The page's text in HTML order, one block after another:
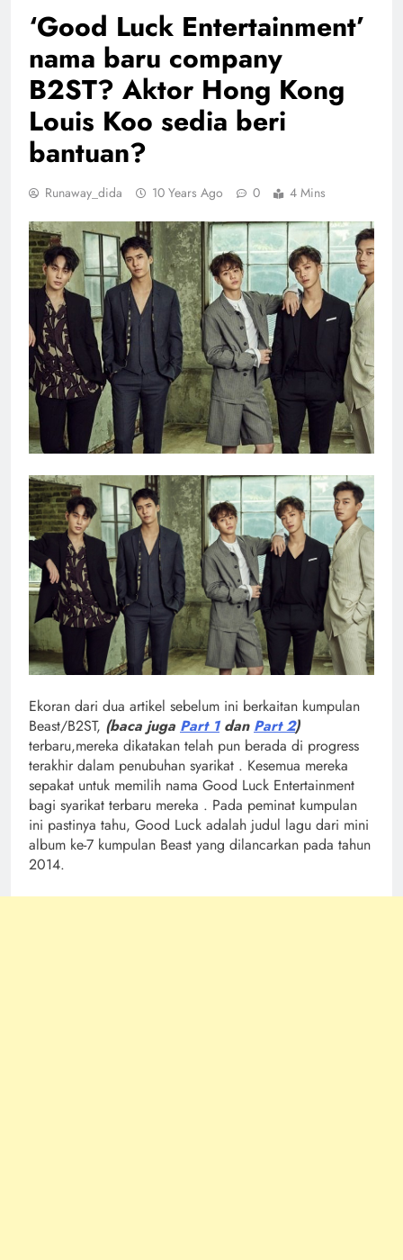
‘Good Luck Entertainment’
nama baru company
B2ST? Aktor Hong Kong
Louis Koo sedia beri
bantuan?
Runaway_dida 10 Years Ago 0 4 Mins
Ekoran dari dua artikel sebelum ini berkaitan kumpulan
Beast/B2ST, (baca juga Part 1dan Part 2)
terbaru,mereka dikatakan telah pun berada di progress
terakhir dalam penubuhan syarikat . Kesemua mereka
sepakat untuk memilih nama Good Luck Entertainment
bagi syarikat terbaru mereka . Pada peminat kumpulan
ini pastinya tahu, Good Luck adalah judul lagu dari mini
album ke-7 kumpulan Beast yang dilancarkan pada tahun
2014.